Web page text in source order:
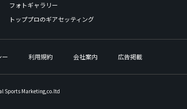
フォトギャラリー
トッププロのギアセッティング
ー 利用規約 会社案内 広告掲載
Sports Marketing,co.ltd